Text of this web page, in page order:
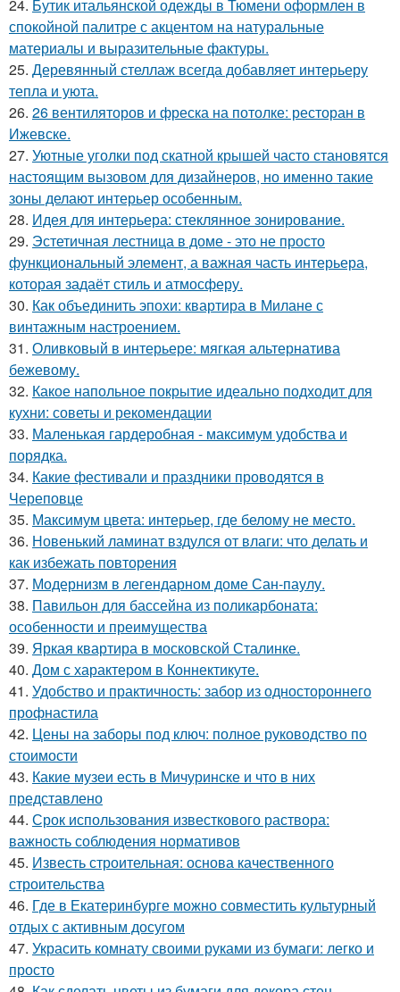
24. Бутик итальянской одежды в Тюмени оформлен в
спокойной палитре с акцентом на натуральные
материалы и выразительные фактуры.
25. Деревянный стеллаж всегда добавляет интерьеру
тепла и уюта.
26. 26 вентиляторов и фреска на потолке: ресторан в
Ижевске.
27. Уютные уголки под скатной крышей часто становятся
настоящим вызовом для дизайнеров, но именно такие
зоны делают интерьер особенным.
28. Идея для интерьера: стеклянное зонирование.
29. Эстетичная лестница в доме - это не просто
функциональный элемент, а важная часть интерьера,
которая задаёт стиль и атмосферу.
30. Как объединить эпохи: квартира в Милане с
винтажным настроением.
31. Оливковый в интерьере: мягкая альтернатива
бежевому.
32. Какое напольное покрытие идеально подходит для
кухни: советы и рекомендации
33. Маленькая гардеробная - максимум удобства и
порядка.
34. Какие фестивали и праздники проводятся в
Череповце
35. Максимум цвета: интерьер, где белому не место.
36. Новенький ламинат вздулся от влаги: что делать и
как избежать повторения
37. Модернизм в легендарном доме Сан-паулу.
38. Павильон для бассейна из поликарбоната:
особенности и преимущества
39. Яркая квартира в московской Сталинке.
40. Дом с характером в Коннектикуте.
41. Удобство и практичность: забор из одностороннего
профнастила
42. Цены на заборы под ключ: полное руководство по
стоимости
43. Какие музеи есть в Мичуринске и что в них
представлено
44. Срок использования известкового раствора:
важность соблюдения нормативов
45. Известь строительная: основа качественного
строительства
46. Где в Екатеринбурге можно совместить культурный
отдых с активным досугом
47. Украсить комнату своими руками из бумаги: легко и
просто